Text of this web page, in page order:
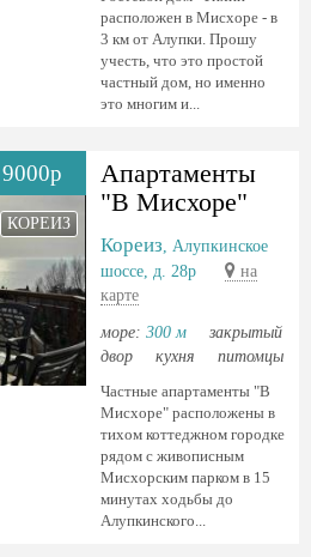
расположен в Мисхоре - в
3 км от Алупки. Прошу
учесть, что это простой
частный дом, но именно
это многим и...
9000р
КОРЕИЗ
Апартаменты
"В Мисхоре"
Кореиз, Алупкинское
шоссе, д. 28р
на
карте
море: 300 м
закрытый
двор
кухня
питомцы
Частные апартаменты "В
Мисхоре" расположены в
тихом коттеджном городке
рядом с живописным
Мисхорским парком в 15
минутах ходьбы до
Алупкинского...